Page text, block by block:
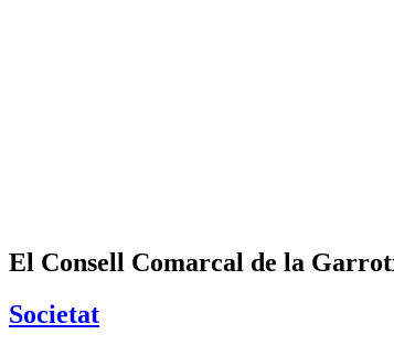
​El Consell Comarcal de la
Societat